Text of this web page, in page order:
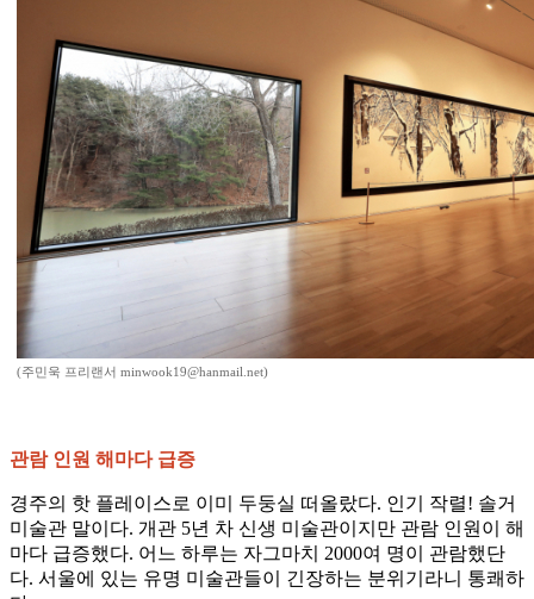
(주민욱 프리랜서 minwook19@hanmail.net)
관람 인원 해마다 급증
경주의 핫 플레이스로 이미 두둥실 떠올랐다. 인기 작렬! 솔거
미술관 말이다. 개관 5년 차 신생 미술관이지만 관람 인원이 해
마다 급증했다. 어느 하루는 자그마치 2000여 명이 관람했단
다. 서울에 있는 유명 미술관들이 긴장하는 분위기라니 통쾌하